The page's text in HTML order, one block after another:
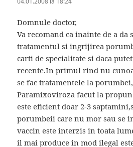
Domnule doctor,
Va recomand ca inainte de a
tratamentul si ingrijirea
carti de specialitate si daca
recente.In primul rind nu
se fac tratamentele la
Paramixoviroza facut la
este eficient doar 2-3
porumbeii care nu mor sau se
vaccin este interzis in toata
il mai produce in mod ilegal